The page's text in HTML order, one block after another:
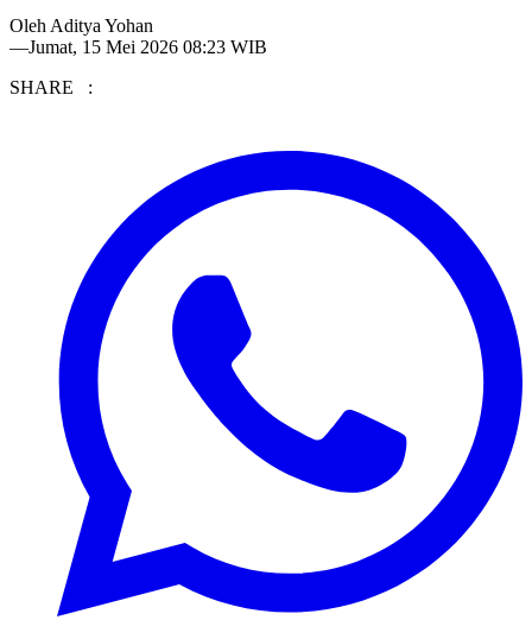
Oleh Aditya Yohan
—Jumat, 15 Mei 2026 08:23 WIB
SHARE :